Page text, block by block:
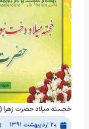
خجسته میلاد حضرت زهرا
۲۰ اردیبهشت ۱۳۹۱